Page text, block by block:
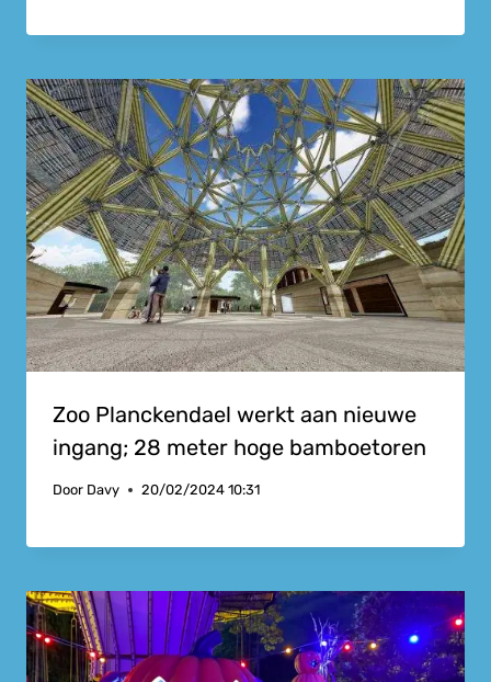
Zoo Planckendael werkt aan nieuwe
ingang; 28 meter hoge bamboetoren
Door Davy 20/02/2024 10:31